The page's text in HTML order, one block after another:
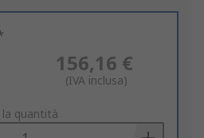
156,16 €
(IVA inclusa)
la quantità